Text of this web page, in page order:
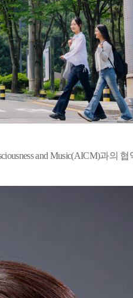
and Music(AICM)과의 협